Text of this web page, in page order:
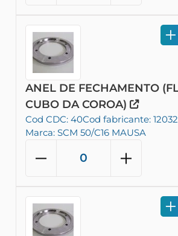
ANEL DE FECHAMENTO
CUBO DA COROA)
Cod CDC: 40Cod fabricante:
Marca: SCM 50/C16 MAUSA